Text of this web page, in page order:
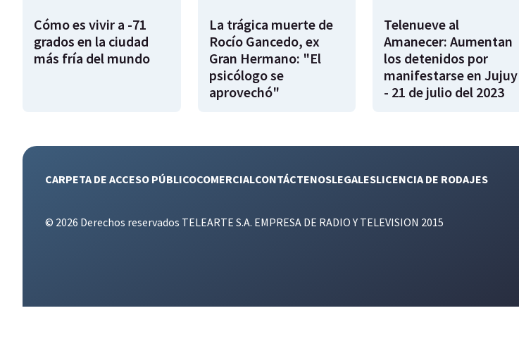
Cómo es vivir a -71
grados en la ciudad
más fría del mundo
La trágica muerte de
Rocío Gancedo, ex
Gran Hermano: "El
psicólogo se
aprovechó"
Telenueve al
Amanecer: Aumentan
los detenidos por
manifestarse en Jujuy
- 21 de julio del 2023
CARPETA DE ACCESO PÚBLICOCOMERCIALCONTÁCTENOSLEGALESLICENCIA DE RODAJES
© 2026 Derechos reservados TELEARTE S.A. EMPRESA DE RADIO Y TELEVISION 2015